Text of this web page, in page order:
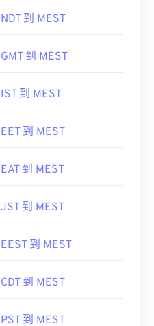
NDT 到 MEST
GMT 到 MEST
IST 到 MEST
EET 到 MEST
EAT 到 MEST
JST 到 MEST
EEST 到 MEST
CDT 到 MEST
PST 到 MEST